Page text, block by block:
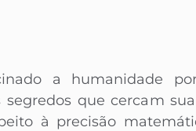
a humanidade
que cercam
à precisão